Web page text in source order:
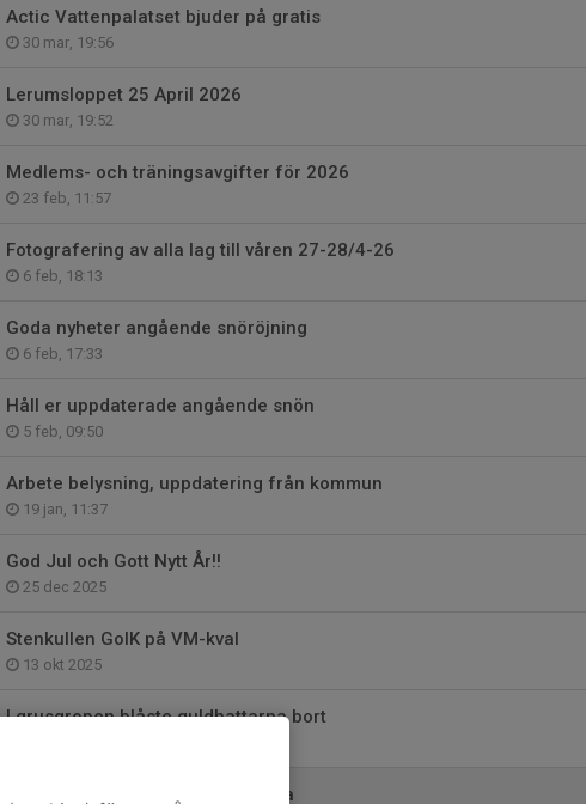
Actic Vattenpalatset bjuder på gratis
30 mar, 19:56
Lerumsloppet 25 April 2026
30 mar, 19:52
Medlems- och träningsavgifter för 2026
23 feb, 11:57
Fotografering av alla lag till våren 27-28/4-26
6 feb, 18:13
Goda nyheter angående snöröjning
6 feb, 17:33
Håll er uppdaterade angående snön
5 feb, 09:50
Arbete belysning, uppdatering från kommun
19 jan, 11:37
God Jul och Gott Nytt År!!
25 dec 2025
Stenkullen GoIK på VM-kval
13 okt 2025
I grusgropen blåste guldhattarna bort
Förlust trots årets mål på Valhalla